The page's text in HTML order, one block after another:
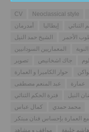
CV Neoclassical style
أمدرمان
إيطاليا الثنائي
الشيخ حمد النيل
الأحمر
المعماريين السودانيين
النوبة
تصوير
جاك اشخانيص
حوار الكاميرا و العمارة
عبد المنعم مصطفى
عمارة
فترة الحكم الثنائي
النيل
كمال عباس
محمد حمدي
العمارة بإحساس فنان مبتكر
مواقف و مشاهد
هاشم خليفة